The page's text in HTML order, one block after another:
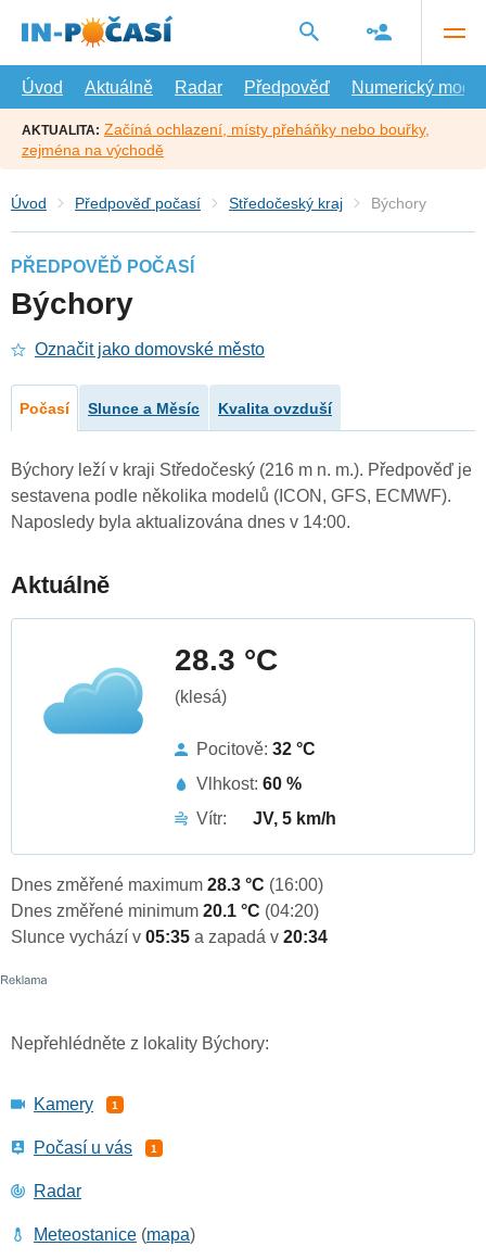
hlavní
Úvod
Aktuálně Radar Předpověď Numerický model
AKTUALITA: Začíná ochlazení, místy přeháňky nebo bouřky,
zejména na východě
Úvod Předpověď počasí Středočeský kraj Býchory
PŘEDPOVĚĎ POČASÍ
Býchory
Označit jako domovské město
Počasí Slunce a Měsíc Kvalita ovzduší
Býchory leží v kraji Středočeský (216 m n. m.). Předpověď je
sestavena podle několika modelů (ICON, GFS, ECMWF).
Naposledy byla aktualizována dnes v 14:00.
Aktuálně
28.3 °C
(klesá)
Pocitově: 32 °C
Vlhkost: 60 %
Vítr:
JV, 5 km/h
Dnes změřené maximum 28.3 °C (16:00)
Dnes změřené minimum 20.1 °C (04:20)
Slunce vychází v 05:35 a zapadá v 20:34
Nepřehlédněte z lokality Býchory:
Kamery 1
Počasí u vás 1
Radar
Meteostanice (mapa)